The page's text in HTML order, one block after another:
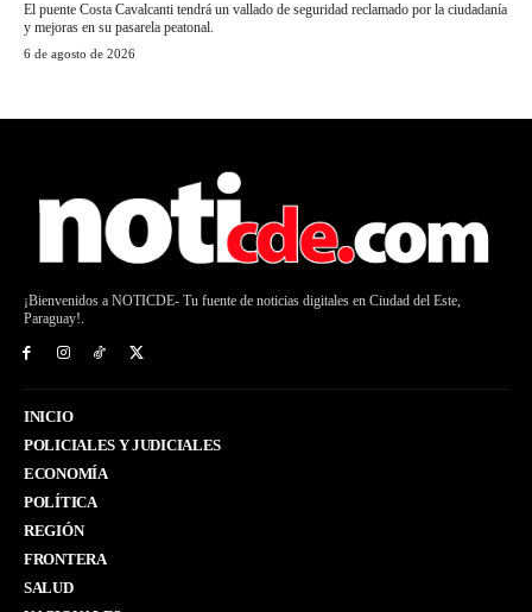
El puente Costa Cavalcanti tendrá un vallado de seguridad reclamado por la ciudadanía
y mejoras en su pasarela peatonal.
6 de agosto de 2026
¡Bienvenidos a NOTICDE- Tu fuente de noticias digitales en Ciudad del Este,
Paraguay!.
INICIO
POLICIALES Y JUDICIALES
ECONOMÍA
POLÍTICA
REGIÓN
FRONTERA
SALUD